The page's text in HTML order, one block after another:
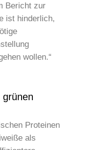
Bericht zur
ist hinderlich,
wollen.“
grünen
Proteinen
als